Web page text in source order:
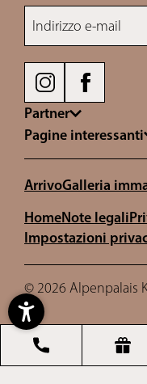
Indirizzo e-mail
Partner
Pagine interessanti
ArrivoGalleria
HomeNote legali
Impostazioni
© 2026 Alpenpalais